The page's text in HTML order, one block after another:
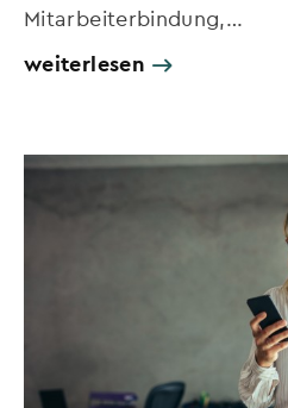
Mitarbeiterbindung,…
weiterlesen